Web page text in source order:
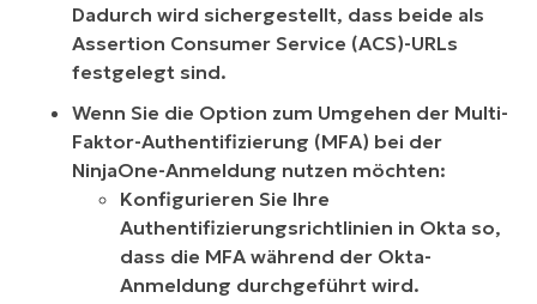
Dadurch wird sichergestellt, dass beide als
Assertion Consumer Service (ACS)-URLs
festgelegt sind.
Wenn Sie die Option zum Umgehen der Multi-
Faktor-Authentifizierung (MFA) bei der
NinjaOne-Anmeldung nutzen möchten:
Konfigurieren Sie Ihre
Authentifizierungsrichtlinien in Okta so,
dass die MFA während der Okta-
Anmeldung durchgeführt wird.